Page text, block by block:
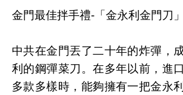
金門最佳拌手禮-「金永利金門刀」
中共在金門丟了二十年的炸彈，
利的鋼彈菜刀。在多年以前，進
多款多樣時，能夠擁有一把金永